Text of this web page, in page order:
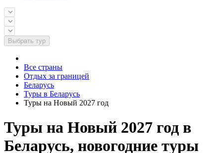
Выбрать тур
Все страны
Отдых за границей
Беларусь
Туры в Беларусь
Туры на Новый 2027 год
Туры на Новый 2027 год в
Беларусь, новогодние туры